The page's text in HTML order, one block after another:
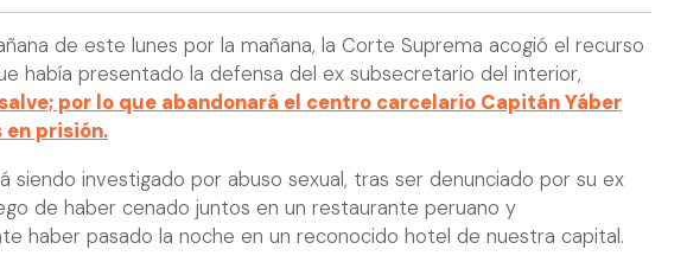
de este lunes por la mañana, la Corte Suprema acogió el recurso
había presentado la defensa del ex subsecretario del interior,
por lo que abandonará el centro carcelario Capitán Yáber
en prisión.
siendo investigado por abuso sexual, tras ser denunciado por su ex
de haber cenado juntos en un restaurante peruano y
haber pasado la noche en un reconocido hotel de nuestra capital.